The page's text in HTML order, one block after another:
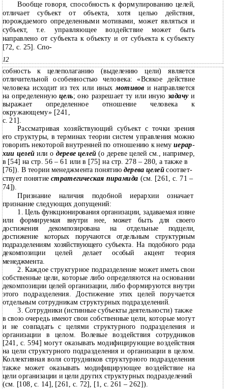
Вообще говоря, способность к формулированию целей,
отличает субъект от объекта, хотя целью действия,
порождаемого определенными мотивами, может являться и
субъект, т.е. управляющее воздействие может быть
направлено от субъекта к объекту и от субъекта к субъекту
[72, с. 25]. Спо-
12
собность к целеполаганию (выделению цели) является
отличительной особенностью человека: «Всякое действие
человека исходит из тех или иных мотивови направляется
на определенную цель; оно разрешает ту или инуюзадачуи
выражает определенное отношение человека к
окружающему» [241,
с. 21].
Рассматривая хозяйствующий субъект с точки зрения
его структуры, в терминах теории систем управления можно
говорить некоторой внутренней по отношению к немуиерар-
хии целейили одереве целей(о дереве целей см., например,
в [54] на стр. 56 – 61 или в [75] на стр. 278 – 280, а также в
[76]). В теории менеджмента понятиюдерева целейсоответ-
ствует понятиестратегическая пирамида (см. [261, с. 71 –
74]).
Признание наличия подобной иерархии означает
признание следующих допущений:
1. Цель функционирования организации, задаваемая извне
или формируемая внутри нее, может быть для своего
достижения декомпозирована на отдельные подцели,
достижение которых поручаются отдельным структурным
подразделениям хозяйствующего субъекта. На подобного рода
декомпозиции целей делает особый акцент теория
менеджмента.
2. Каждое структурное подразделение может иметь свои
собственные цели, которые либо определяются на основании
декомпозиции целей организации, либо формируются внутри
этого подразделения. Достижение этих целей поручается
отдельным сотрудникам структурных подразделений.
3. Сотрудники (истинные субъекты деятельности) также
в свою очередь имеют свои собственные цели, которые могут
и не совпадать с целями структурного подразделения и
организации в целом. Волевые воздействия сотрудников
[241, с. 594] могут оказывать модифицирующие воздействия
на цели структурного подразделения и организации в целом.
Коллективная воля сотрудников структурного подразделения
также может оказывать модифицирующее воздействие на
цели организации и цели других структурных подразделений
(см. [108, с. 14], [261, с. 72], [1, с. 261 – 262]).